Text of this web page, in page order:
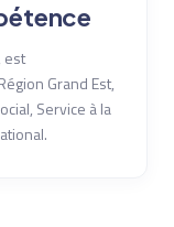
est
Grand Est,
Service à la